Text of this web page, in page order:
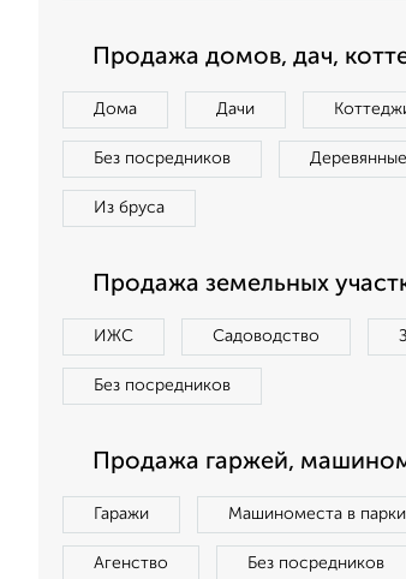
Продажа домов, дач,
Дома Дачи
Без посредников Деревянные
Из бруса
Продажа земельных
ИЖС Садоводство
Без посредников
Продажа гаржей,
Гаражи Машиноместа в
Агенство Без посредников